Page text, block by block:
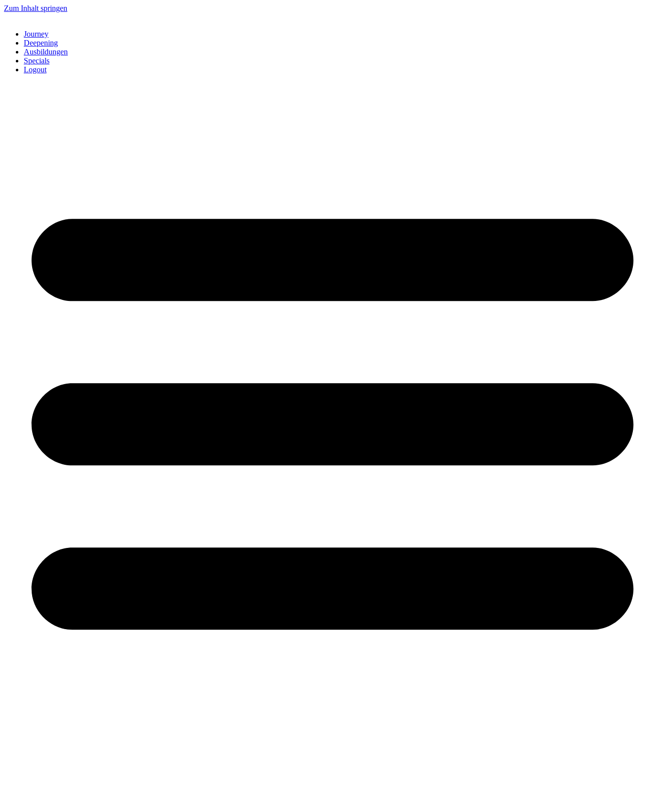
Zum Inhalt springen
Journey
Deepening
Ausbildungen
Specials
Logout